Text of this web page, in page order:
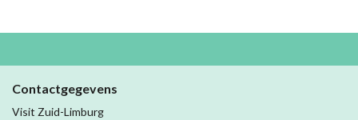
Contactgegevens
Visit Zuid-Limburg